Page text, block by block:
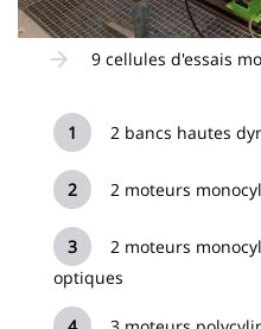
9 cellules d'essais
2 bancs hautes
2 moteurs
2 moteurs
optiques